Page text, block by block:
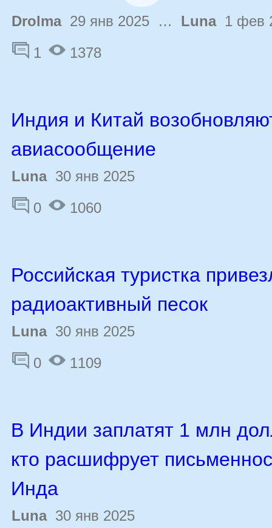
Drolma29 янв 2025 … Luna1 фев
1
1378
Индия и Китай
авиасообщение
Luna30 янв 2025
0
1060
Российская туристка
радиоактивный песок
Luna30 янв 2025
0
1109
В Индии заплатят 1 млн
кто расшифрует
Инда
Luna30 янв 2025